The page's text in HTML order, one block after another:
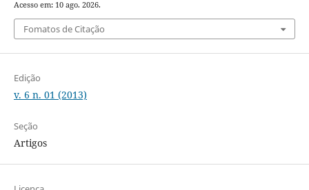
Acesso em: 10 ago. 2026.
Fomatos de Citação
Edição
v. 6 n. 01 (2013)
Seção
Artigos